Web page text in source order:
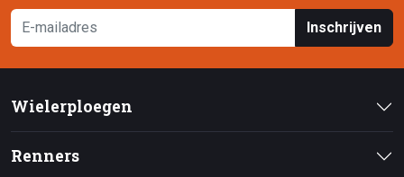
Inschrijven
Wielerploegen
Renners